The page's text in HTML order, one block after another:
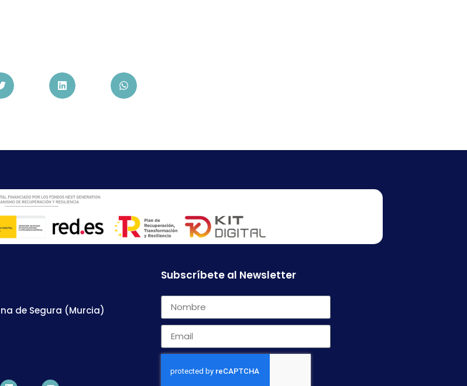
de Segura (Murcia)
Subscríbete al Newsletter